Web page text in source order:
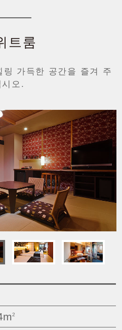
트룸
가득한 공간을 즐겨 주
시오.
2